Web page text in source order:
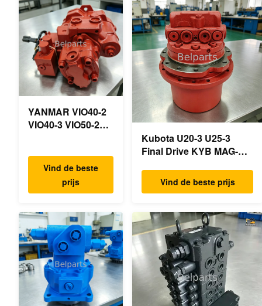
YANMAR VIO40-2
VIO40-3 VIO50-2
Hoofdhydraulische
pomp OEM
PSVD2-17E B0600-
16017
Minigraafmachine
Vind de beste
prijs
Kubota U20-3 U25-3
Final Drive KYB MAG-
Reismotor B0240-18076
RB511-61290 RB559-
mini-
graafmachineonderdelen
Vind de beste prijs